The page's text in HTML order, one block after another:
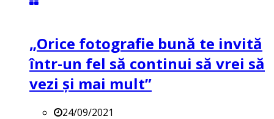
„Orice fotografie bună te invită
într-un fel să continui să vrei să
vezi și mai mult”
24/09/2021